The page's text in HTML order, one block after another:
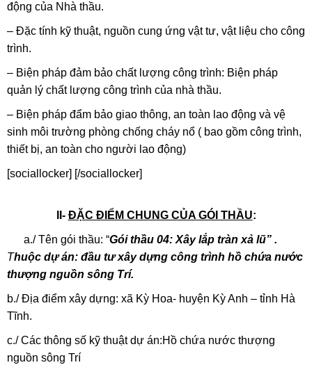
động của Nhà thầu.
– Đặc tính kỹ thuật, nguồn cung ứng vật tư, vật liệu cho công
trình.
– Biện pháp đảm bảo chất lượng công trình: Biện pháp
quản lý chất lượng công trình của nhà thầu.
– Biện pháp đẩm bảo giao thông, an toàn lao động và vệ
sinh môi trường phòng chống cháy nổ ( bao gồm công trình,
thiết bị, an toàn cho người lao động)
[sociallocker] [/sociallocker]
II- ĐẶC ĐIỂM CHUNG CỦA GÓI THẦU:
a./ Tên gói thầu: “Gói thầu 04: Xây lắp tràn xả lũ” .
Thuộc dự án: đầu tư xây dựng công trình hồ chứa nước
thượng nguồn sông Trí.
b./ Địa điểm xây dựng: xã Kỳ Hoa- huyện Kỳ Anh – tỉnh Hà
Tĩnh.
c./ Các thông số kỹ thuật dự án:Hồ chứa nước thượng
nguồn sông Trí